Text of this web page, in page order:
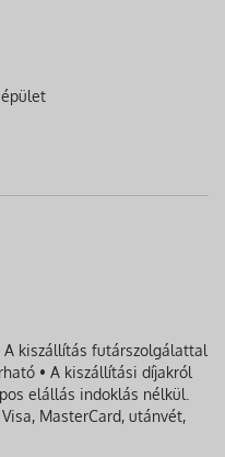
épület
A kiszállítás futárszolgálattal
• A kiszállítási díjakról
elállás indoklás nélkül.
MasterCard, utánvét,